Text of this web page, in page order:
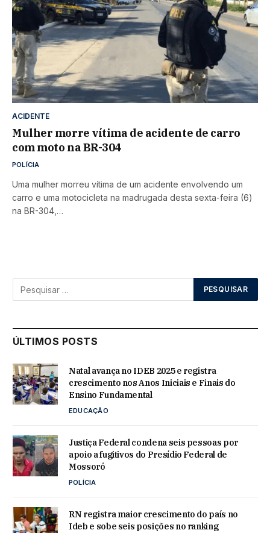
ACIDENTE
Mulher morre vítima de acidente de carro
com moto na BR-304
POLÍCIA
Uma mulher morreu vítima de um acidente envolvendo um
carro e uma motocicleta na madrugada desta sexta-feira (6)
na BR-304,…
ÚLTIMOS POSTS
Natal avança no IDEB 2025 e registra
crescimento nos Anos Iniciais e Finais do
Ensino Fundamental
EDUCAÇÃO
Justiça Federal condena seis pessoas por
apoio a fugitivos do Presídio Federal de
Mossoró
POLÍCIA
RN registra maior crescimento do país no
Ideb e sobe seis posições no ranking